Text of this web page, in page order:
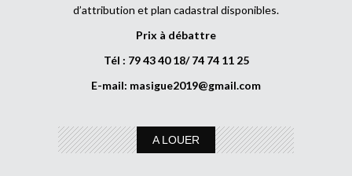
d’attribution et plan cadastral disponibles.
Prix à débattre
Tél : 79 43 40 18/ 74 74 11 25
E-mail: masigue2019@gmail.com
A LOUER